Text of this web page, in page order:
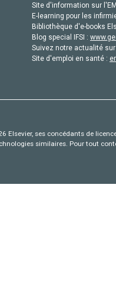
Site d'information sur
E-learning pour les
Bibliothèque d'e-books
Blog special IFSI :
Suivez notre actualité
Site d'emploi en santé :
Elsevier, ses concédants de
similaires. Pour tout